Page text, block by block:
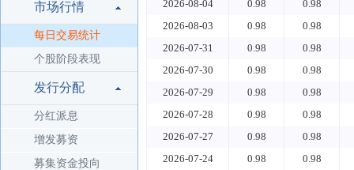
市场行情
每日交易统计
个股阶段表现
发行分配
分红派息
增发募资
募集资金投向
2026-08-04
0.98
0.98
2026-08-03
0.98
0.98
2026-07-31
0.98
0.98
2026-07-30
0.98
0.98
2026-07-29
0.98
0.98
2026-07-28
0.98
0.98
2026-07-27
0.98
0.98
2026-07-24
0.98
0.98